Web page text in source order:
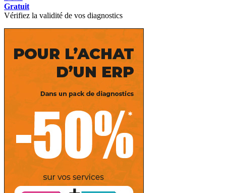
Gratuit
Vérifiez la validité de vos diagnostics